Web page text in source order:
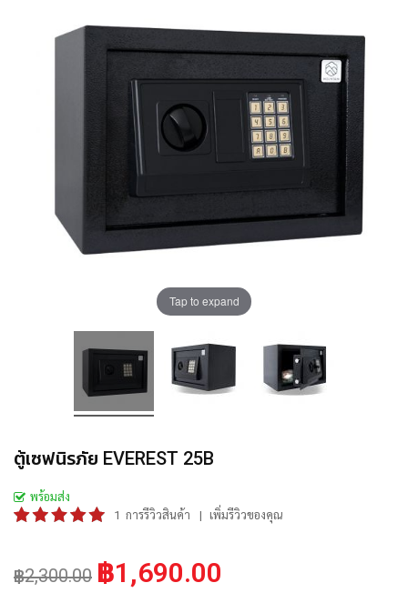
ตู้เซฟนิรภัย EVEREST 25B
พร้อมส่ง
ระดับคะแนน:
1 การรีวิวสินค้า เพิ่มรีวิวของคุณ
฿1,690.00
฿2,300.00
Tap to expand